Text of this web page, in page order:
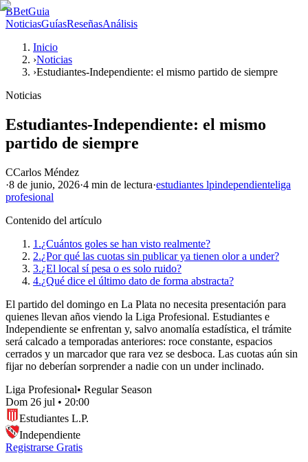
BBetGuia
NoticiasGuíasReseñasAnálisis
Inicio
›Noticias
›Estudiantes-Independiente: el mismo partido de siempre
Noticias
Estudiantes-Independiente: el mismo
partido de siempre
CCarlos Méndez
·8 de junio, 2026·4 min de lectura·estudiantes lpindependienteliga
profesional
Contenido del artículo
1.¿Cuántos goles se han visto realmente?
2.¿Por qué las cuotas sin publicar ya tienen olor a under?
3.¿El local sí pesa o es solo ruido?
4.¿Qué dice el último dato de forma abstracta?
El partido del domingo en La Plata no necesita presentación para
quienes llevan años viendo la Liga Profesional. Estudiantes e
Independiente se enfrentan y, salvo anomalía estadística, el trámite
será calcado a temporadas anteriores: roce constante, espacios
cerrados y un marcador que rara vez se desboca. Las cuotas aún sin
fijar no deberían sorprender a nadie con un under inclinado.
Liga Profesional• Regular Season
Dom 26 jul • 20:00
Estudiantes L.P.
Independiente
Registrarse Gratis